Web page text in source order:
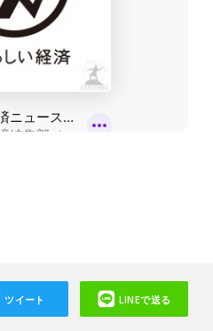
ツイート LINEで送る